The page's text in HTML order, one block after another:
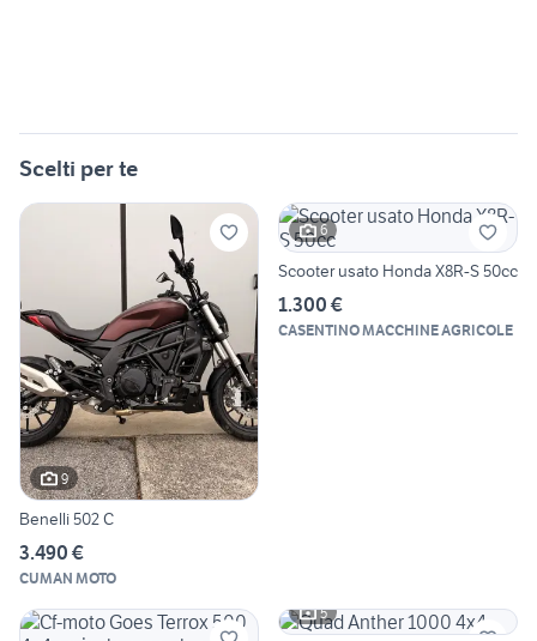
Scelti per te
9
Benelli 502 C
3.490 €
CUMAN MOTO
6
Scooter usato Honda X8R-S 50cc
1.300 €
CASENTINO MACCHINE AGRICOLE
5